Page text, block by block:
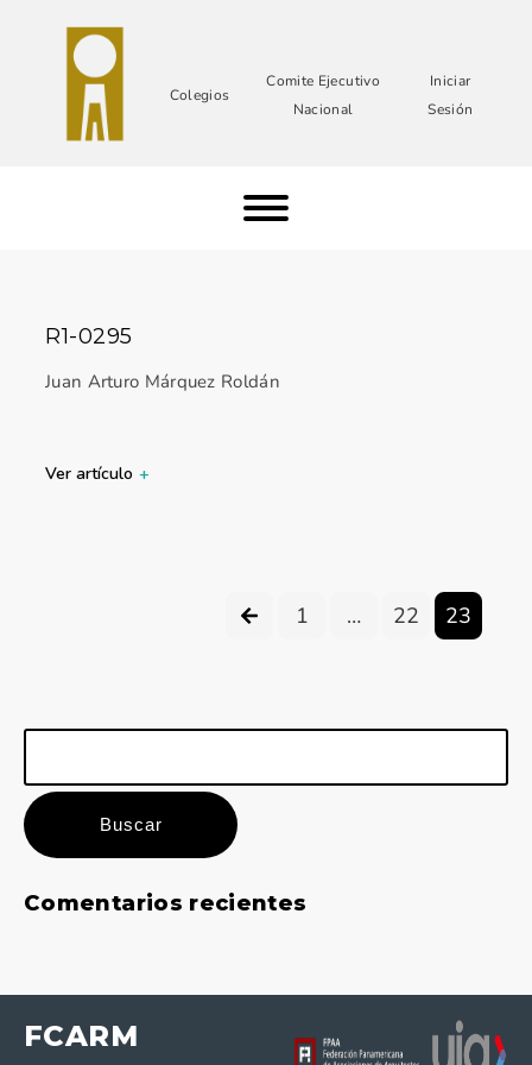
Colegios
Comite Ejecutivo
Nacional
Iniciar
Sesión
R1-0295
Juan Arturo Márquez Roldán
Ver artículo +
1 … 22 23
Buscar:
Comentarios recientes
FCARM